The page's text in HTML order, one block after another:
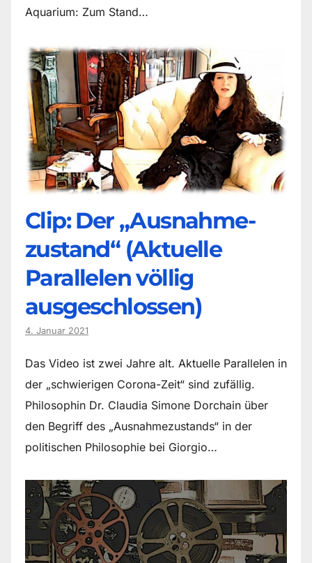
Aquarium: Zum Stand…
Clip: Der „Ausnahme-
zustand“ (Aktuelle
Parallelen völlig
ausgeschlossen)
4. Januar 2021
Das Video ist zwei Jahre alt. Aktuelle Parallelen in
der „schwierigen Corona-Zeit“ sind zufällig.
Philosophin Dr. Claudia Simone Dorchain über
den Begriff des „Ausnahmezustands“ in der
politischen Philosophie bei Giorgio…